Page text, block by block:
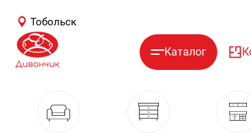
Тобольск
Каталог